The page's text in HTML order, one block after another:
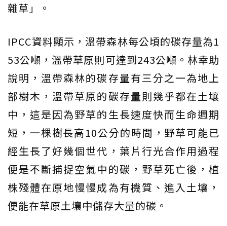
雜草」。
IPCC資料顯示，溫帶森林每公頃的碳存量為1
53公噸，溫帶草原則可達到243公噸。林幸助
說明，溫帶森林的碳存量有三分之一為地上
部樹木，溫帶草原的碳存量則幾乎都在土壤
中，這是因為野草的生長速度快而生命週期
短，一棵樹長高10公分的時間，野草可能已
經生長了好幾個世代，葉片行光合作用過程
便是不斷捕捉空氣中的碳，野草死亡後，植
株殘體在原地慢慢成為有機質、進入土壤，
便能在草原土壤中儲存大量的碳。